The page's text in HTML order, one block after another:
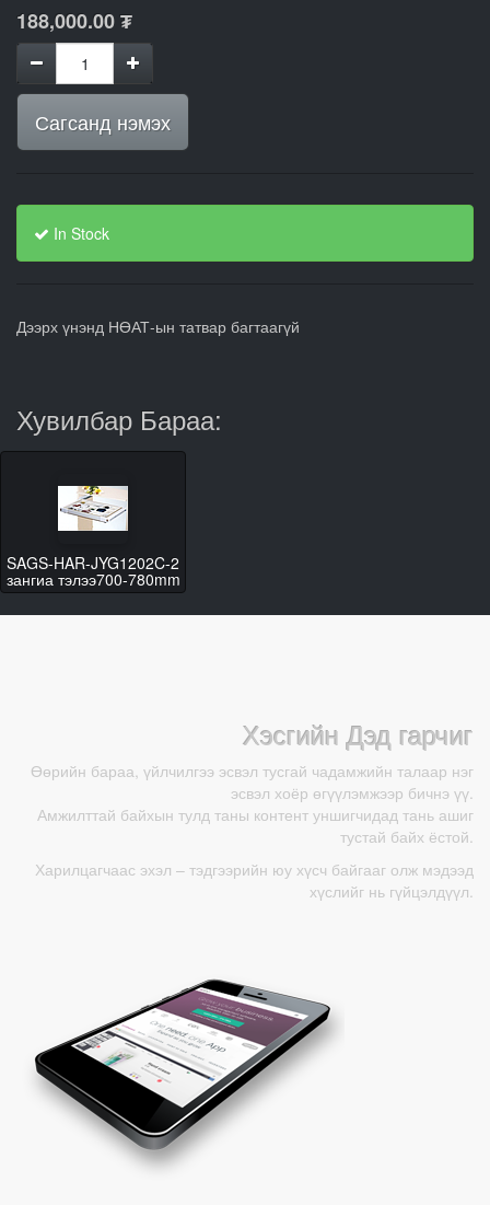
188,000.00₮
Сагсанд нэмэх
In Stock
Дээрх үнэнд НӨАТ-ын татвар багтаагүй
Хувилбар Бараа:
SAGS-HAR-JYG1202C-2
зангиа тэлээ700-780mm
Хэсгийн Дэд гарчиг
Өөрийн бараа, үйлчилгээ эсвэл тусгай чадамжийн талаар нэг
эсвэл хоёр өгүүлэмжээр бичнэ үү.
Амжилттай байхын тулд таны контент уншигчидад тань ашиг
тустай байх ёстой.
Харилцагчаас эхэл – тэдгээрийн юу хүсч байгааг олж мэдээд
хүслийг нь гүйцэлдүүл.